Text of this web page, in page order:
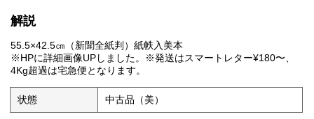
解説
55.5×42.5㎝（新聞全紙判）紙帙入美本
※HPに詳細画像UPしました。※発送はスマートレター¥180〜、
4Kg超過は宅急便となります。
状態 中古品（美）